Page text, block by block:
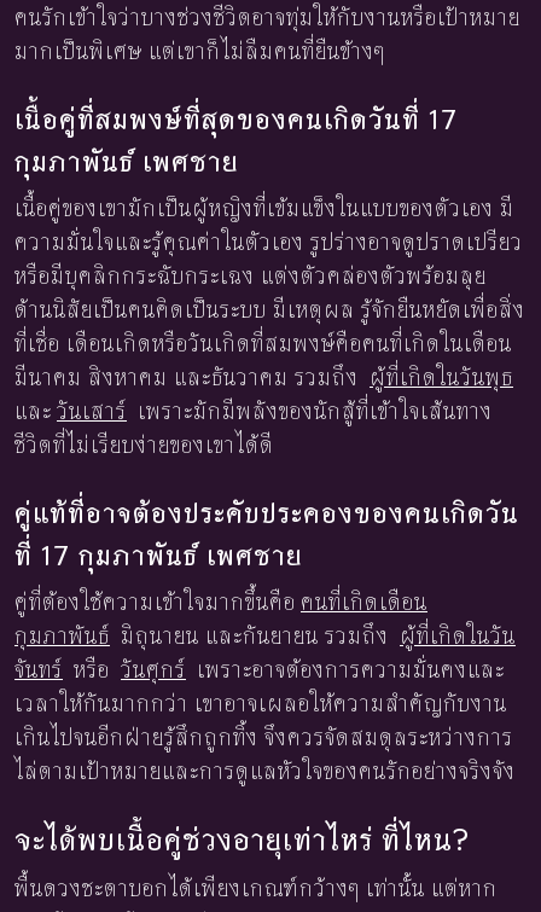
คนรักเข้าใจว่าบางช่วงชีวิตอาจทุ่มให้กับงานหรือเป้าหมาย
มากเป็นพิเศษ แต่เขาก็ไม่ลืมคนที่ยืนข้างๆ
เนื้อคู่ที่สมพงษ์ที่สุดของคนเกิดวันที่ 17
กุมภาพันธ์ เพศชาย
เนื้อคู่ของเขามักเป็นผู้หญิงที่เข้มแข็งในแบบของตัวเอง มี
ความมั่นใจและรู้คุณค่าในตัวเอง รูปร่างอาจดูปราดเปรียว
หรือมีบุคลิกกระฉับกระเฉง แต่งตัวคล่องตัวพร้อมลุย
ด้านนิสัยเป็นคนคิดเป็นระบบ มีเหตุผล รู้จักยืนหยัดเพื่อสิ่ง
ที่เชื่อ เดือนเกิดหรือวันเกิดที่สมพงษ์คือคนที่เกิดในเดือน
มีนาคม สิงหาคม และธันวาคม รวมถึง ผู้ที่เกิดในวันพุธ
และ วันเสาร์ เพราะมักมีพลังของนักสู้ที่เข้าใจเส้นทาง
ชีวิตที่ไม่เรียบง่ายของเขาได้ดี
คู่แท้ที่อาจต้องประคับประคองของคนเกิดวัน
ที่ 17 กุมภาพันธ์ เพศชาย
คู่ที่ต้องใช้ความเข้าใจมากขึ้นคือ คนที่เกิดเดือน
กุมภาพันธ์ มิถุนายน และกันยายน รวมถึง ผู้ที่เกิดในวัน
จันทร์ หรือ วันศุกร์ เพราะอาจต้องการความมั่นคงและ
เวลาให้กันมากกว่า เขาอาจเผลอให้ความสำคัญกับงาน
เกินไปจนอีกฝ่ายรู้สึกถูกทิ้ง จึงควรจัดสมดุลระหว่างการ
ไล่ตามเป้าหมายและการดูแลหัวใจของคนรักอย่างจริงจัง
จะได้พบเนื้อคู่ช่วงอายุเท่าไหร่ ที่ไหน?
พื้นดวงชะตาบอกได้เพียงเกณฑ์กว้างๆ เท่านั้น แต่หาก